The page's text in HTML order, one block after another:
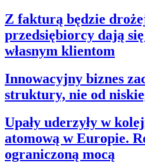
Z fakturą będzie
przedsiębiorcy dają
własnym klientom
Innowacyjny biznes
struktury, nie od
Upały uderzyły w
atomową w Europie.
ograniczoną mocą